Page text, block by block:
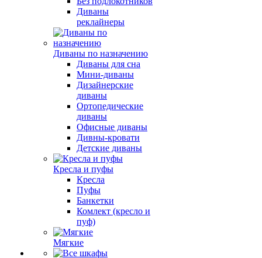
Диваны
реклайнеры
Диваны по назначению
Диваны для сна
Мини-диваны
Дизайнерские
диваны
Ортопедические
диваны
Офисные диваны
Дивны-кровати
Детские диваны
Кресла и пуфы
Кресла
Пуфы
Банкетки
Комлект (кресло и
пуф)
Мягкие